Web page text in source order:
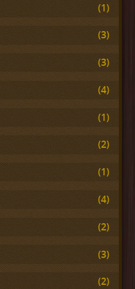
(1)
(3)
(3)
(4)
(1)
(2)
(1)
(4)
(2)
(3)
(2)